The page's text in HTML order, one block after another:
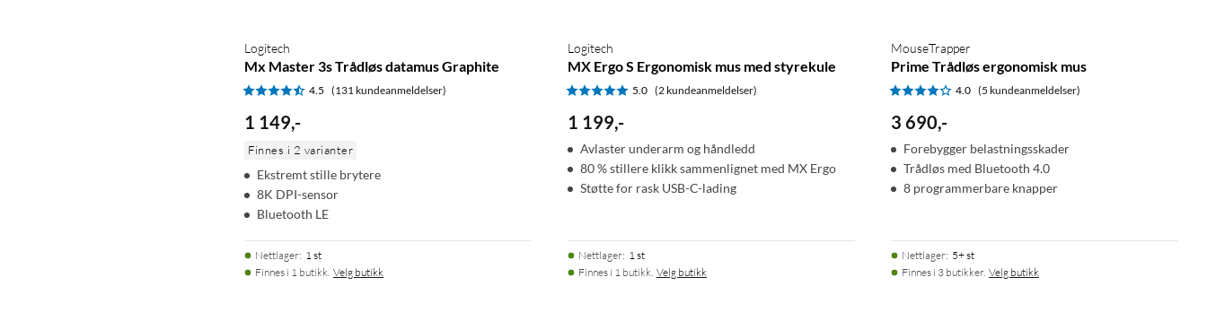
Logitech
Mx Master 3s Trådløs datamus Graphite
4.5 (131 kundeanmeldelser)
1 149,-
Finnes i 2 varianter
Ekstremt stille brytere
8K DPI-sensor
Bluetooth LE
Nettlager: 1 st
Finnes i 1 butikk. Velg butikk
Logitech
MX Ergo S Ergonomisk mus med styrekule
5.0 (2 kundeanmeldelser)
1 199,-
Avlaster underarm og håndledd
80 % stillere klikk sammenlignet med MX Ergo
Støtte for rask USB-C-lading
Nettlager: 1 st
Finnes i 1 butikk. Velg butikk
MouseTrapper
Prime Trådløs ergonomisk mus
4.0 (5 kundeanmeldelser)
3 690,-
Forebygger belastningsskader
Trådløs med Bluetooth 4.0
8 programmerbare knapper
Nettlager: 5+ st
Finnes i 3 butikker. Velg butikk